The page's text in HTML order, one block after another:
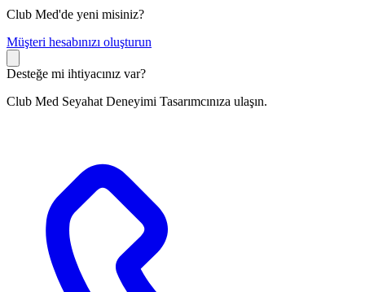
Club Med'de yeni misiniz?
Müşteri hesabınızı oluşturun
Desteğe mi ihtiyacınız var?
Club Med Seyahat Deneyimi Tasarımcınıza ulaşın.